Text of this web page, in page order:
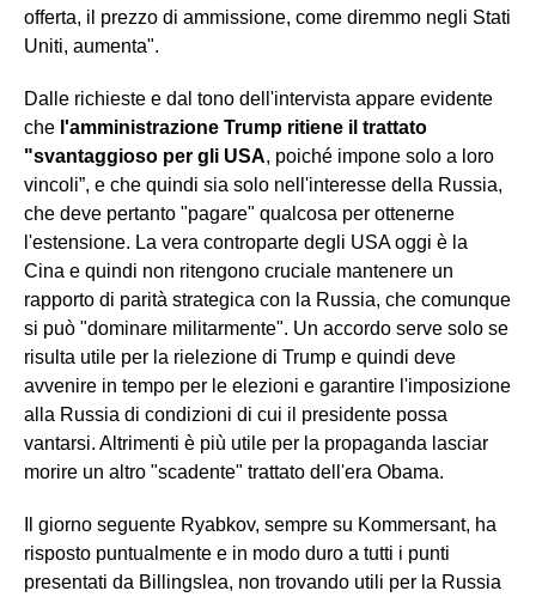
offerta, il prezzo di ammissione, come diremmo negli Stati
Uniti, aumenta".
Dalle richieste e dal tono dell'intervista appare evidente
che l'amministrazione Trump ritiene il trattato
"svantaggioso per gli USA, poiché impone solo a loro
vincoli”, e che quindi sia solo nell'interesse della Russia,
che deve pertanto "pagare" qualcosa per ottenerne
l'estensione. La vera controparte degli USA oggi è la
Cina e quindi non ritengono cruciale mantenere un
rapporto di parità strategica con la Russia, che comunque
si può "dominare militarmente". Un accordo serve solo se
risulta utile per la rielezione di Trump e quindi deve
avvenire in tempo per le elezioni e garantire l'imposizione
alla Russia di condizioni di cui il presidente possa
vantarsi. Altrimenti è più utile per la propaganda lasciar
morire un altro "scadente" trattato dell'era Obama.
Il giorno seguente Ryabkov, sempre su Kommersant, ha
risposto puntualmente e in modo duro a tutti i punti
presentati da Billingslea, non trovando utili per la Russia